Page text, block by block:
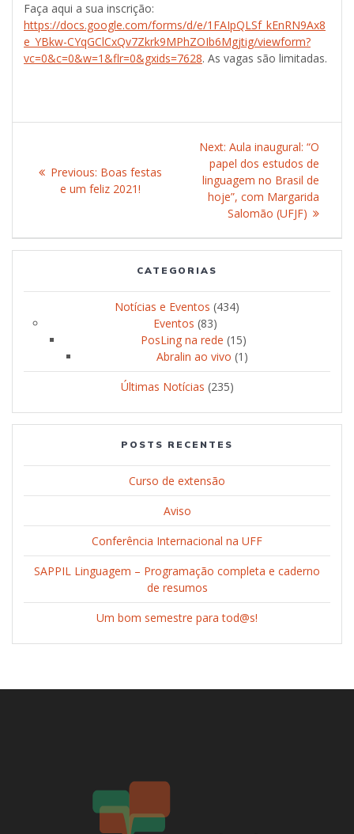
Faça aqui a sua inscrição:
https://docs.google.com/forms/d/e/1FAIpQLSf_kEnRN9Ax8
e_YBkw-CYqGClCxQv7Zkrk9MPhZOIb6Mgjtig/viewform?
vc=0&c=0&w=1&flr=0&gxids=7628. As vagas são limitadas.
navigation
Previous: Previous
post:
Boas festas
e um feliz 2021!
Next: Next
post:
Aula inaugural: “O
papel dos estudos de
linguagem no Brasil de
hoje”, com Margarida
Salomão (UFJF)
CATEGORIAS
Notícias e Eventos (434)
Eventos (83)
PosLing na rede (15)
Abralin ao vivo (1)
Últimas Notícias (235)
POSTS RECENTES
Curso de extensão
Aviso
Conferência Internacional na UFF
SAPPIL Linguagem – Programação completa e caderno
de resumos
Um bom semestre para tod@s!